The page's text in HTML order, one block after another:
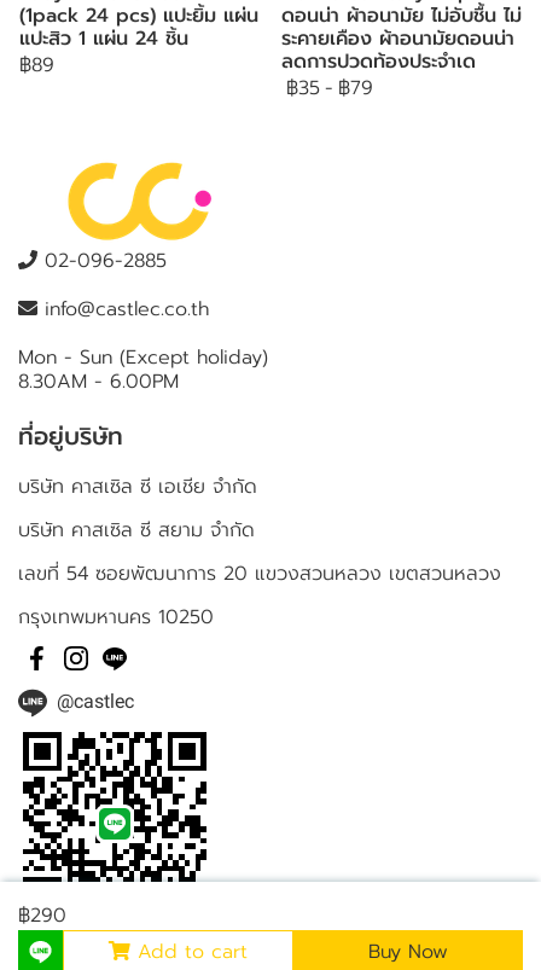
(1pack 24 pcs) แปะยิ้ม แผ่น
แปะสิว 1 แผ่น 24 ชิ้น
฿89
ดอนน่า ผ้าอนามัย ไม่อับชื้น ไม่
ระคายเคือง ผ้าอนามัยดอนน่า
ลดการปวดท้องประจำเด
฿35- ฿79
฿290
Add to cart
Buy Now
02-096-2885
info@castlec.co.th
Mon - Sun (Except holiday)
8.30AM - 6.00PM
ที่อยู่บริษัท
บริษัท คาสเซิล ซี เอเชีย จำกัด
บริษัท คาสเซิล ซี สยาม จำกัด
เลขที่ 54 ซอยพัฒนาการ 20 แขวงสวนหลวง เขตสวนหลวง
กรุงเทพมหานคร 10250
@castlec